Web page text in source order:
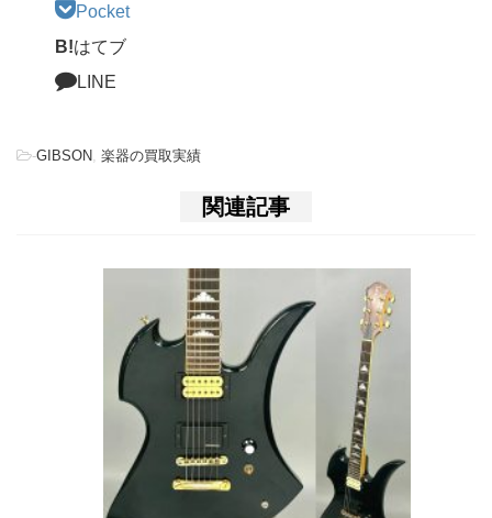
Pocket
B!はてブ
LINE
-GIBSON 楽器の買取実績
関連記事